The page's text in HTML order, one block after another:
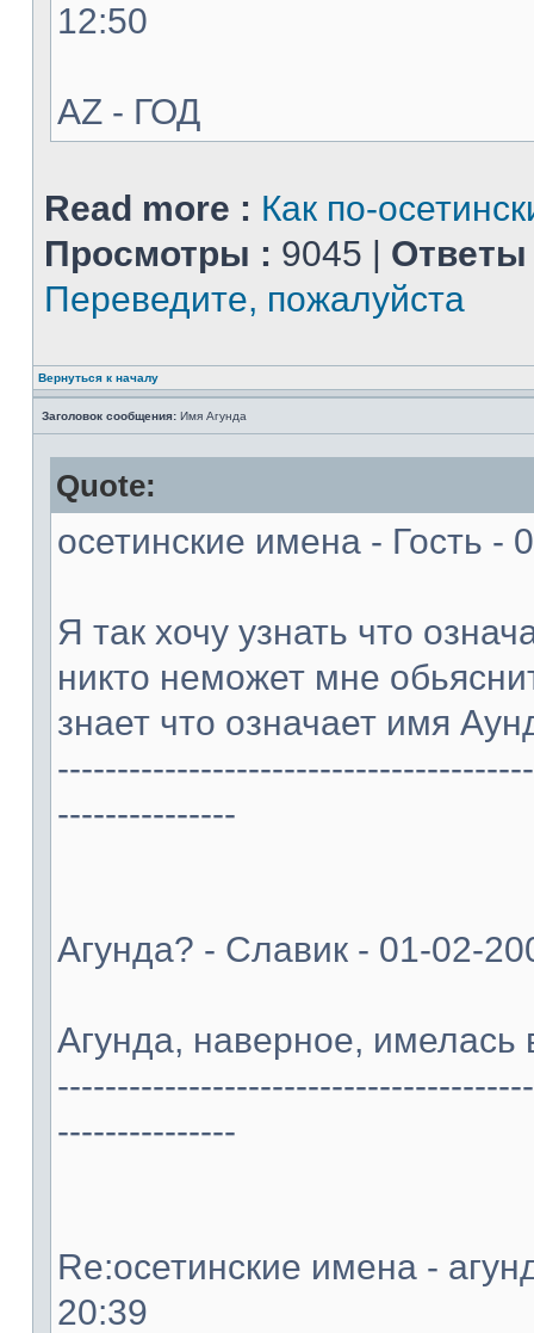
12:50
AZ - ГОД
Read more : Как по-
Просмотры : 9045 | Ответы
Переведите, пожалуйста
Вернуться к началу
Заголовок сообщения: Имя Агунда
Quote:
осетинские имена - Гость -
Я так хочу узнать что
никто неможет мне
знает что означает имя
---------------
Агунда? - Славик - 01-02-
Агунда, наверное, имелась
---------------
Re:осетинские имена -
20:39